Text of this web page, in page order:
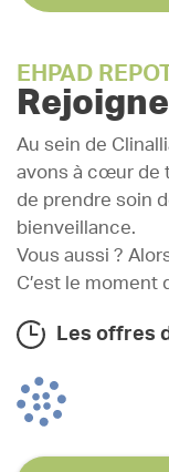
EHPAD
Au sein de
avons à cœur de
de prendre soin
bienveillance.
Vous aussi ?
C’est le moment
Les offres